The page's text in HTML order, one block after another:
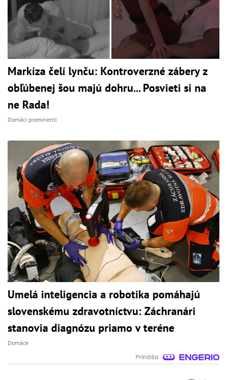
Markíza čelí lynču: Kontroverzné zábery z
obľúbenej šou majú dohru... Posvieti si na
ne Rada!
Domáci prominenti
Umelá inteligencia a robotika pomáhajú
slovenskému zdravotníctvu: Záchranári
stanovia diagnózu priamo v teréne
Domáce